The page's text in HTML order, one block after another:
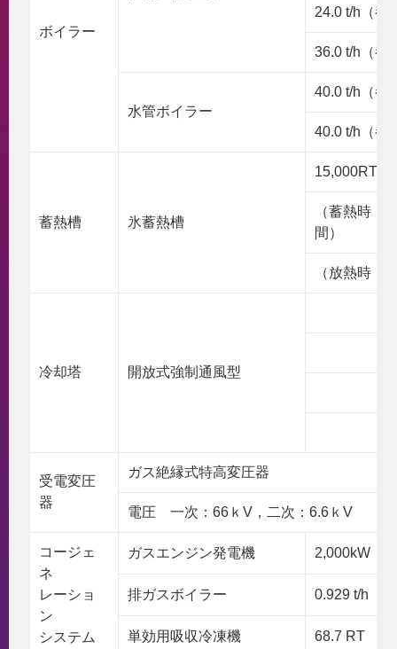
ボイラー
24.0 t/h（都
36.0 t/h（都
水管ボイラー
40.0 t/h（都
40.0 t/h（都
蓄熱槽 氷蓄熱槽
15,000RTh
（蓄熱時
間）
（放熱時
冷却塔 開放式強制通風型
受電変圧
器
ガス絶縁式特高変圧器
電圧 一次：66ｋV，二次：6.6ｋV
コージェ
ネ
レーショ
ン
システム
ガスエンジン発電機 2,000kW
排ガスボイラー 0.929 t/h
単効用吸収冷凍機 68.7 RT